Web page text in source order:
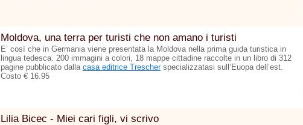
Moldova, una terra per turisti che non amano i turisti
E’ così che in Germania viene presentata la Moldova nella prima guida turistica in
lingua tedesca. 200 immagini a colori, 18 mappe cittadine raccolte in un libro di 312
pagine pubblicato dalla casa editrice Trescherspecializzatasi sull’Euopa dell’est.
Costo € 16.95
Lilia Bicec - Miei cari figli, vi scrivo